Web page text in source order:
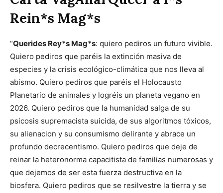
Rein*s Mag*s
“Querides Rey*s Mag*s: quiero pediros un futuro vivible.
Quiero pediros que paréis la extinción masiva de
especies y la crisis ecológico-climática que nos lleva al
abismo. Quiero pediros que paréis el Holocausto
Planetario de animales y logréis un planeta vegano en
2026. Quiero pediros que la humanidad salga de su
psicosis supremacista suicida, de sus algoritmos tóxicos,
su alienacion y su consumismo delirante y abrace un
profundo decrecentismo. Quiero pediros que deje de
reinar la heteronorma capacitista de familias numerosas y
que dejemos de ser esta fuerza destructiva en la
biosfera. Quiero pediros que se resilvestre la tierra y se